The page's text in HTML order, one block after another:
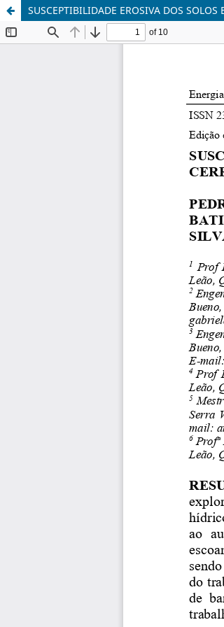
SUSCEPTIBILIDADE EROSIVA DOS